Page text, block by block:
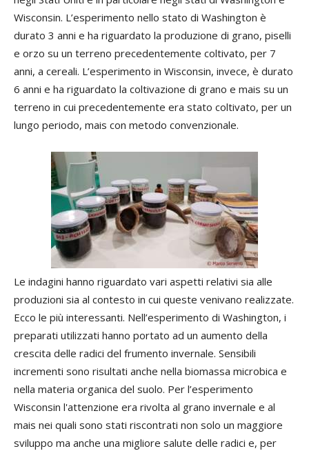
Wisconsin. L’esperimento nello stato di Washington è
durato 3 anni e ha riguardato la produzione di grano, piselli
e orzo su un terreno precedentemente coltivato, per 7
anni, a cereali. L’esperimento in Wisconsin, invece, è durato
6 anni e ha riguardato la coltivazione di grano e mais su un
terreno in cui precedentemente era stato coltivato, per un
lungo periodo, mais con metodo convenzionale.
Le indagini hanno riguardato vari aspetti relativi sia alle
produzioni sia al contesto in cui queste venivano realizzate.
Ecco le più interessanti. Nell’esperimento di Washington, i
preparati utilizzati hanno portato ad un aumento della
crescita delle radici del frumento invernale. Sensibili
incrementi sono risultati anche nella biomassa microbica e
nella materia organica del suolo. Per l’esperimento
Wisconsin l'attenzione era rivolta al grano invernale e al
mais nei quali sono stati riscontrati non solo un maggiore
sviluppo ma anche una migliore salute delle radici e, per